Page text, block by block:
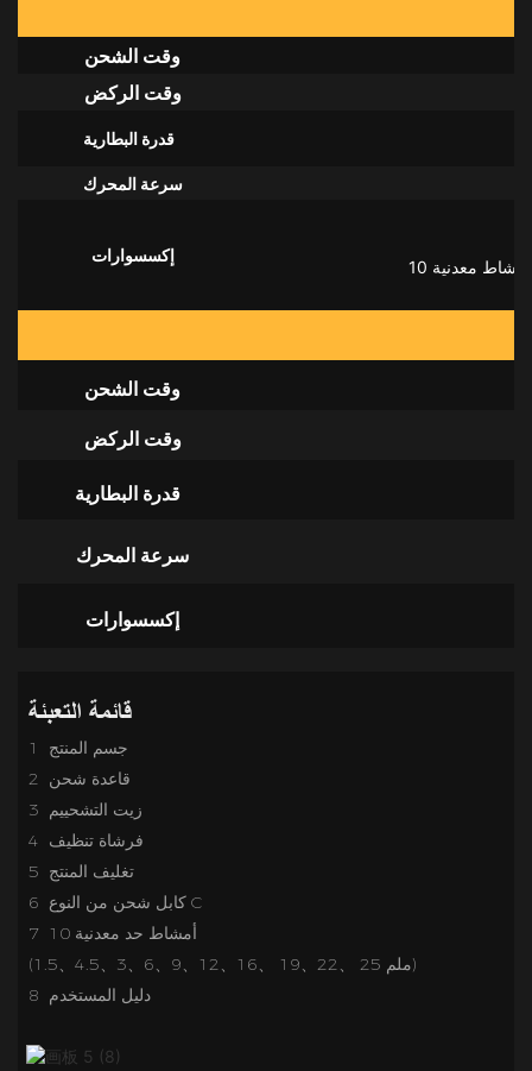
وقت الشحن
وقت الركض
قدرة البطارية
سرعة المحرك
إكسسوارات
وقت الشحن
وقت الركض
قدرة البطارية
سرعة المحرك
إكسسوارات
قائمة التعبئة
1 جسم المنتج
2 قاعدة شحن
3 زيت التشحييم
4 فرشاة تنظيف
5 تغليف المنتج
6 كابل شحن من النوع C
7 10 أمشاط حد معدنية
(1.5、4.5、3、6、9、12、16、 19、22、 25 ملم)
8 دليل المستخدم